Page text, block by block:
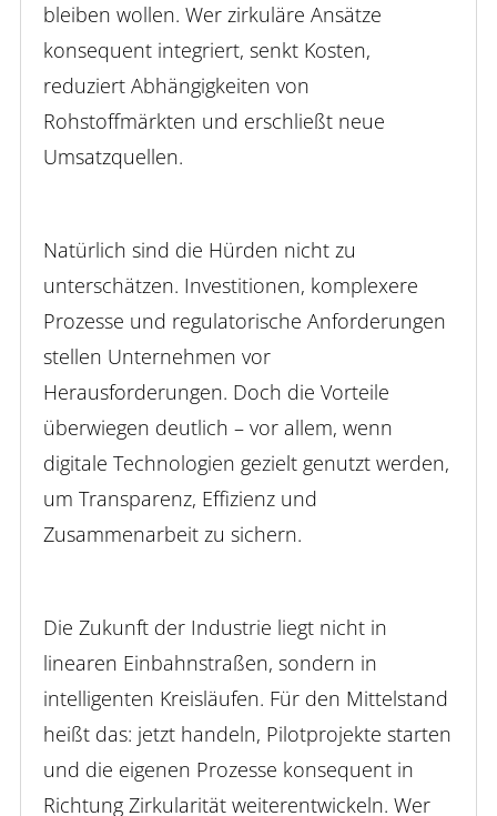
bleiben wollen. Wer zirkuläre Ansätze
konsequent integriert, senkt Kosten,
reduziert Abhängigkeiten von
Rohstoffmärkten und erschließt neue
Umsatzquellen.
Natürlich sind die Hürden nicht zu
unterschätzen. Investitionen, komplexere
Prozesse und regulatorische Anforderungen
stellen Unternehmen vor
Herausforderungen. Doch die Vorteile
überwiegen deutlich – vor allem, wenn
digitale Technologien gezielt genutzt werden,
um Transparenz, Effizienz und
Zusammenarbeit zu sichern.
Die Zukunft der Industrie liegt nicht in
linearen Einbahnstraßen, sondern in
intelligenten Kreisläufen. Für den Mittelstand
heißt das: jetzt handeln, Pilotprojekte starten
und die eigenen Prozesse konsequent in
Richtung Zirkularität weiterentwickeln. Wer